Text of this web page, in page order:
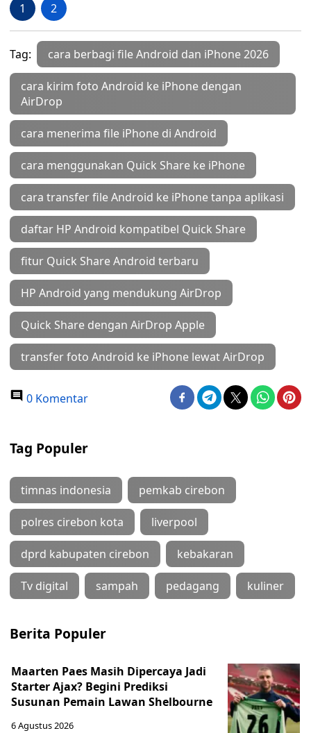
1 2
Tag: cara berbagi file Android dan iPhone 2026
cara kirim foto Android ke iPhone dengan
AirDrop
cara menerima file iPhone di Android
cara menggunakan Quick Share ke iPhone
cara transfer file Android ke iPhone tanpa aplikasi
daftar HP Android kompatibel Quick Share
fitur Quick Share Android terbaru
HP Android yang mendukung AirDrop
Quick Share dengan AirDrop Apple
transfer foto Android ke iPhone lewat AirDrop
0 Komentar
Tag Populer
timnas indonesia pemkab cirebon
polres cirebon kota liverpool
dprd kabupaten cirebon kebakaran
Tv digital sampah pedagang kuliner
Berita Populer
Maarten Paes Masih Dipercaya Jadi
Starter Ajax? Begini Prediksi
Susunan Pemain Lawan Shelbourne
6 Agustus 2026